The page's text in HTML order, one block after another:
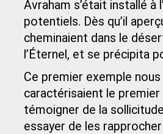
Avraham s’était installé
potentiels. Dès qu’il
cheminaient dans le
l’Éternel, et se précipita
Ce premier exemple
caractérisaient le premier
témoigner de la
essayer de les rapprocher